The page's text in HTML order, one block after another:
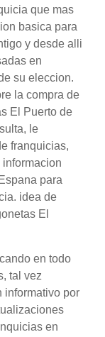
que mas
basica para
y desde alli
en
su eleccion.
la compra de
El Puerto de
le
franquicias,
para
idea de
El
en todo
tal vez
informativo por
en